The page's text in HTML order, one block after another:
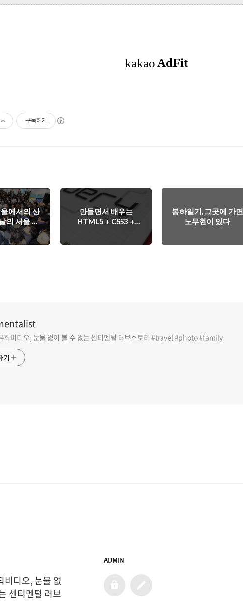
구독하기
에서의 산
의 서울 산
선 지음)
만들면서 배우는
HTML5 + CSS3 +
봉하일기, 그곳에 가면
노무현이 있다
직비디오, 눈물 없이 볼 수 없는 센티멘털 러브스토리 #travel #photo #family
기
비디오, 눈물 없
센티멘털 러브
ADMIN
admin
글
쓰